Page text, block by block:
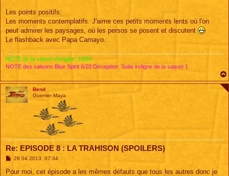
Les points positifs:
Les moments contemplatifs. J'aime ces petits moments lents où l'on
peut admirer les paysages, où les persos se posent et discutent
Le flashback avec Papa Camayo.
NOTE de la saison d'origine: 18/20
NOTE des saisons Blue Spirit 6/20 Déception. Suite indigne de la saison 1
Bend
Guerrier Maya
Re: EPISODE 8 : LA TRAHISON (SPOILERS)
M
s
28 04 2013, 07:34
Pour moi, cet épisode a les mêmes défauts que tous les autres donc je